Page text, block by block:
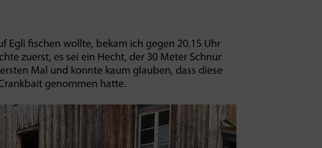
Egli fischen wollte, bekam ich gegen 20.15 Uhr
zuerst, es sei ein Hecht, der 30 Meter Schnur
Mal und konnte kaum glauben, dass diese
genommen hatte.